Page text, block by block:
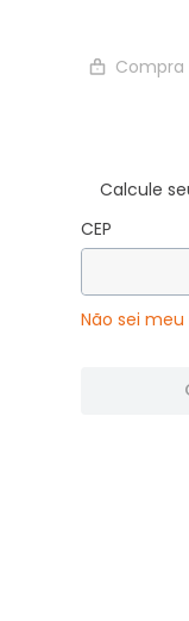
Compra
Calcule
CEP
Não sei meu